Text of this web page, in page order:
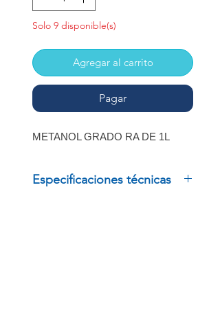
Solo 9 disponible(s)
Agregar al carrito
Pagar
METANOL GRADO RA DE 1L
Especificaciones técnicas